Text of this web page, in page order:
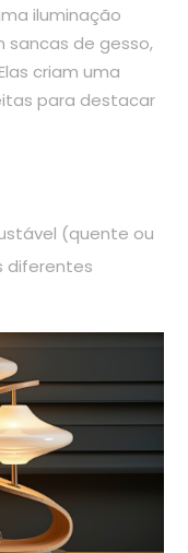
iluminação
sancas de gesso,
criam uma
para destacar
(quente ou
diferentes